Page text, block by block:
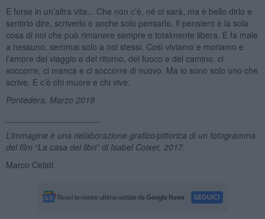
E forse in un’altra vita... Che non c’è, né ci sarà, ma è bello dirlo e
sentirlo dire, scriverlo o anche solo pensarlo. Il pensiero è la sola
cosa di noi che può rimanere sempre e totalmente libera. E fa male
a nessuno, semmai solo a noi stessi. Così viviamo e moriamo e
l’amore del viaggio e del ritorno, del fuoco e del camino, ci
soccorre, ci manca e ci soccorre di nuovo. Ma io sono solo uno che
scrive. E c’è chi muore e chi vive.
Pontedera, Marzo 2019
L’immagine è una rielaborazione grafico/pittorica di un fotogramma
del film “La casa dei libri” di Isabel Coixet, 2017.
Marco Celati